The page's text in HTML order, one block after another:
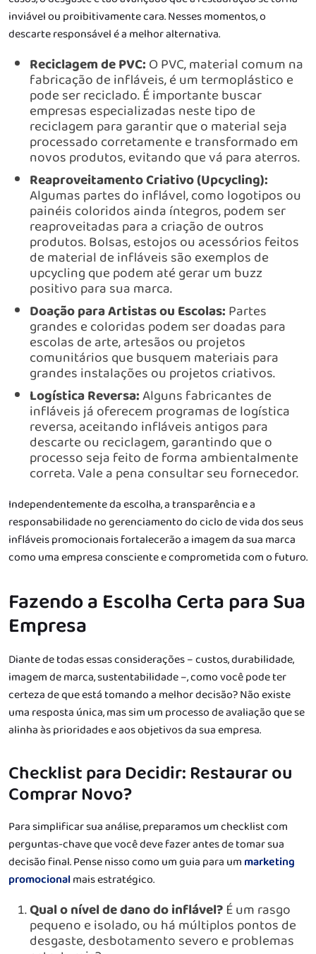
inviável ou proibitivamente cara. Nesses momentos, o
descarte responsável é a melhor alternativa.
Reciclagem de PVC:O PVC, material comum na
fabricação de infláveis, é um termoplástico e
pode ser reciclado. É importante buscar
empresas especializadas neste tipo de
reciclagem para garantir que o material seja
processado corretamente e transformado em
novos produtos, evitando que vá para aterros.
Reaproveitamento Criativo (Upcycling):
Algumas partes do inflável, como logotipos ou
painéis coloridos ainda íntegros, podem ser
reaproveitadas para a criação de outros
produtos. Bolsas, estojos ou acessórios feitos
de material de infláveis são exemplos de
upcycling que podem até gerar um buzz
positivo para sua marca.
Doação para Artistas ou Escolas:Partes
grandes e coloridas podem ser doadas para
escolas de arte, artesãos ou projetos
comunitários que busquem materiais para
grandes instalações ou projetos criativos.
Logística Reversa:Alguns fabricantes de
infláveis já oferecem programas de logística
reversa, aceitando infláveis antigos para
descarte ou reciclagem, garantindo que o
processo seja feito de forma ambientalmente
correta. Vale a pena consultar seu fornecedor.
Independentemente da escolha, a transparência e a
responsabilidade no gerenciamento do ciclo de vida dos seus
infláveis promocionais fortalecerão a imagem da sua marca
como uma empresa consciente e comprometida com o futuro.
Fazendo a Escolha Certa para Sua
Empresa
Diante de todas essas considerações – custos, durabilidade,
imagem de marca, sustentabilidade –, como você pode ter
certeza de que está tomando a melhor decisão? Não existe
uma resposta única, mas sim um processo de avaliação que se
alinha às prioridades e aos objetivos da sua empresa.
Checklist para Decidir: Restaurar ou
Comprar Novo?
Para simplificar sua análise, preparamos um checklist com
perguntas-chave que você deve fazer antes de tomar sua
decisão final. Pense nisso como um guia para um marketing
promocionalmais estratégico.
Qual o nível de dano do inflável?É um rasgo
pequeno e isolado, ou há múltiplos pontos de
desgaste, desbotamento severo e problemas